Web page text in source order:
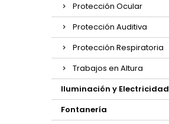
Protección Ocular
Protección Auditiva
Protección Respiratoria
Trabajos en Altura
Iluminación y Electricidad
Fontanería